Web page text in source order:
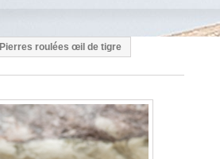
Pierres roulées œil de tigre